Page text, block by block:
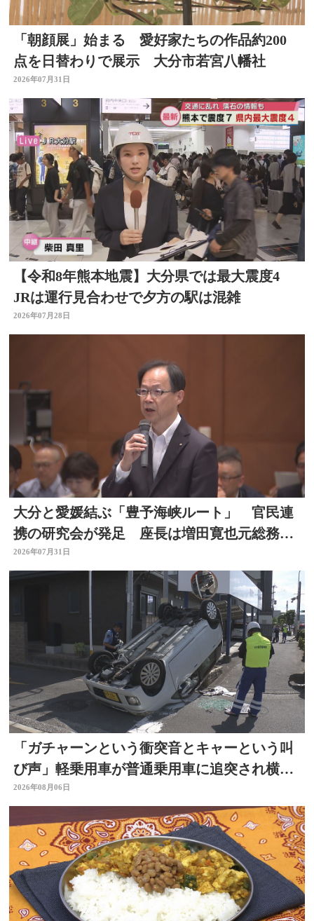
「朝顔展」始まる 愛好家たちの作品約200
点を日替わりで展示 大分市若宮八幡社
2026年07月31日
【令和8年熊本地震】大分県では最大震度4
JRは運行見合わせで夕方の駅は混雑
2026年07月28日
大分と愛媛結ぶ「豊予海峡ルート」 官民連
携の研究会が発足 座長は増田寛也元総務大
臣 大分
2026年07月31日
「ガチャーンという衝突音とキャーという叫
び声」軽乗用車が普通乗用車に追突され横
転 周囲騒然 大分
2026年08月06日